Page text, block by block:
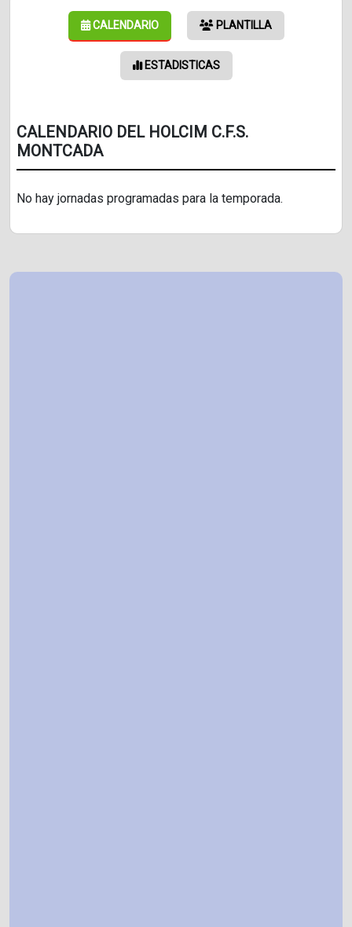
CALENDARIO PLANTILLA
ESTADISTICAS
CALENDARIO DEL HOLCIM C.F.S.
MONTCADA
No hay jornadas programadas para la temporada.